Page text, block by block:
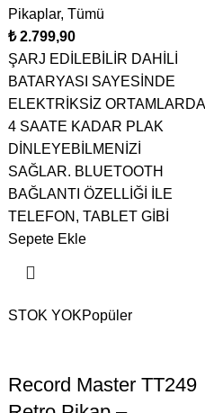
Pikaplar, Tümü
₺
ŞARJ EDİLEBİLİR DAHİLİ
BATARYASI SAYESİNDE
ELEKTRİKSİZ ORTAMLARDA
4 SAATE KADAR PLAK
DİNLEYEBİLMENİZİ
SAĞLAR. BLUETOOTH
BAĞLANTI ÖZELLİĞİ İLE
TELEFON, TABLET GİBİ
Sepete Ekle
STOK YOKPopüler
Record Master TT249